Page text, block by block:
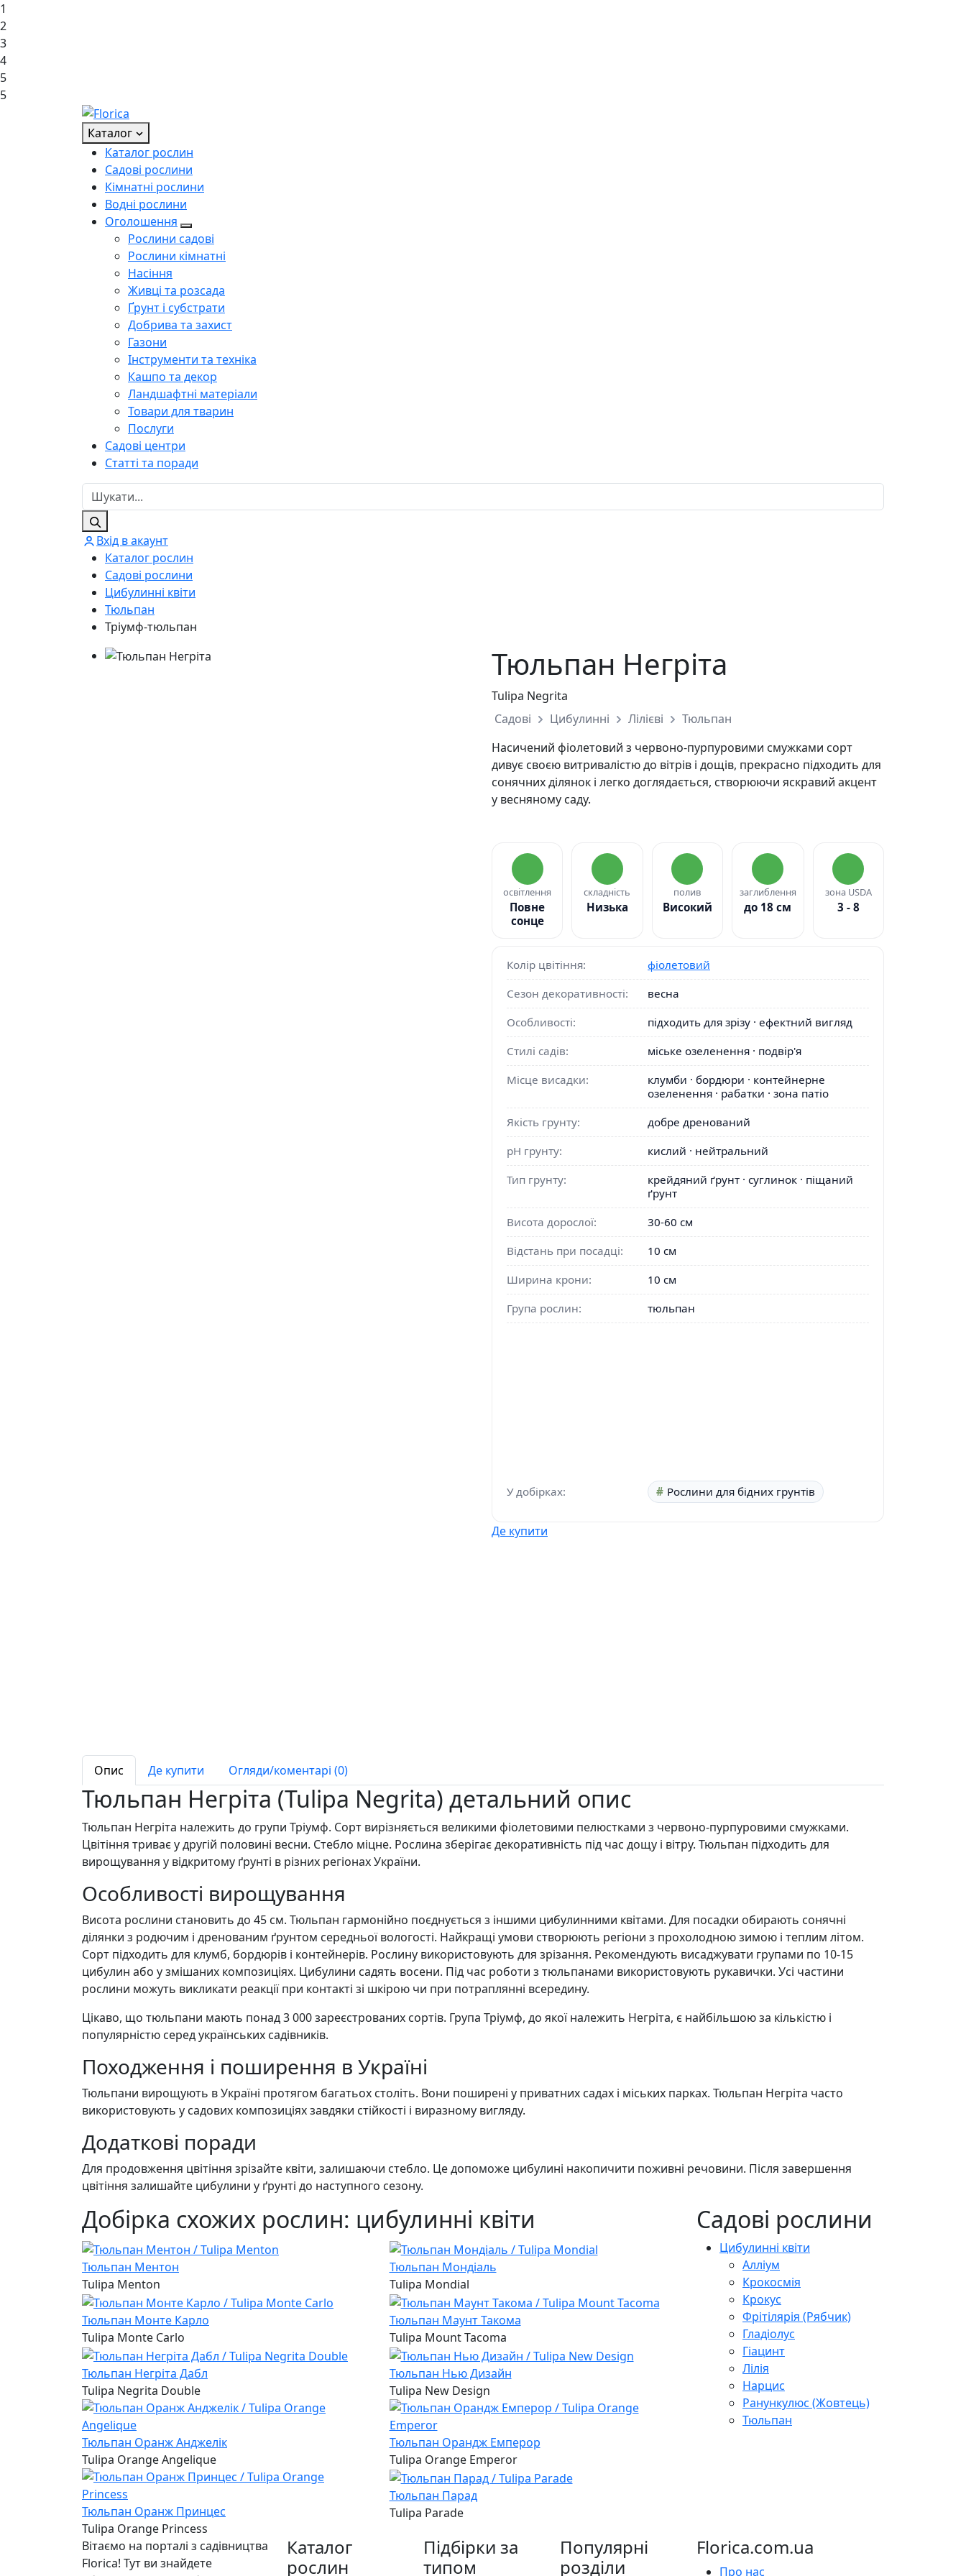
1
2
3
4
5
5
Каталог
Каталог рослин
Садові рослини
Кімнатні рослини
Водні рослини
Оголошення
Рослини садові
Рослини кімнатні
Насіння
Живці та розсада
Ґрунт і субстрати
Добрива та захист
Газони
Інструменти та техніка
Кашпо та декор
Ландшафтні матеріали
Товари для тварин
Послуги
Садові центри
Статті та поради
Вхід в акаунт
Каталог рослин
Садові рослини
Цибулинні квіти
Тюльпан
Тріумф-тюльпан
Тюльпан Негріта
Tulipa Negrita
Садові
Цибулинні Лілієві
Тюльпан
Насичений фіолетовий з червоно-пурпуровими смужками сорт
дивує своєю витривалістю до вітрів і дощів, прекрасно підходить для
сонячних ділянок і легко доглядається, створюючи яскравий акцент
у весняному саду.
освітлення
Повне
сонце
складність
Низька
полив
Високий
заглиблення
до 18 см
зона USDA
3 - 8
Колір цвітіння:
фіолетовий
Сезон декоративності:
весна
Особливості:
підходить для зрізу · ефектний вигляд
Стилі садів:
міське озеленення · подвір'я
Місце висадки:
клумби · бордюри · контейнерне
озеленення · рабатки · зона патіо
Якість грунту:
добре дренований
pH грунту:
кислий · нейтральний
Тип грунту:
крейдяний ґрунт · суглинок · піщаний
ґрунт
Висота дорослої:
30-60 см
Відстань при посадці:
10 см
Ширина крони:
10 см
Група рослин:
тюльпан
У добірках: Рослини для бідних грунтів
Де купити
Опис Де купити Огляди/коментарі (0)
Тюльпан Негріта (Tulipa Negrita) детальний опис
Тюльпан Негріта належить до групи Тріумф. Сорт вирізняється великими фіолетовими пелюстками з червоно-пурпуровими смужками.
Цвітіння триває у другій половині весни. Стебло міцне. Рослина зберігає декоративність під час дощу і вітру. Тюльпан підходить для
вирощування у відкритому ґрунті в різних регіонах України.
Особливості вирощування
Висота рослини становить до 45 см. Тюльпан гармонійно поєднується з іншими цибулинними квітами. Для посадки обирають сонячні
ділянки з родючим і дренованим ґрунтом середньої вологості. Найкращі умови створюють регіони з прохолодною зимою і теплим літом.
Сорт підходить для клумб, бордюрів і контейнерів. Рослину використовують для зрізання. Рекомендують висаджувати групами по 10-15
цибулин або у змішаних композиціях. Цибулини садять восени. Під час роботи з тюльпанами використовують рукавички. Усі частини
рослини можуть викликати реакції при контакті зі шкірою чи при потраплянні всередину.
Цікаво, що тюльпани мають понад 3 000 зареєстрованих сортів. Група Тріумф, до якої належить Негріта, є найбільшою за кількістю і
популярністю серед українських садівників.
Походження і поширення в Україні
Тюльпани вирощують в Україні протягом багатьох століть. Вони поширені у приватних садах і міських парках. Тюльпан Негріта часто
використовують у садових композиціях завдяки стійкості і виразному вигляду.
Додаткові поради
Для продовження цвітіння зрізайте квіти, залишаючи стебло. Це допоможе цибулині накопичити поживні речовини. Після завершення
цвітіння залишайте цибулини у ґрунті до наступного сезону.
Добірка схожих рослин: цибулинні квіти
Тюльпан Ментон
Tulipa Menton
Тюльпан Мондiаль
Tulipa Mondial
Тюльпан Монте Карло
Tulipa Monte Carlo
Тюльпан Маунт Такома
Tulipa Mount Tacoma
Тюльпан Негріта Дабл
Tulipa Negrita Double
Тюльпан Нью Дизайн
Tulipa New Design
Тюльпан Оранж Анджелік
Tulipa Orange Angelique
Тюльпан Орандж Емперор
Tulipa Orange Emperor
Тюльпан Оранж Принцес
Tulipa Orange Princess
Тюльпан Парад
Tulipa Parade
Садові рослини
Цибулинні квіти
Алліум
Крокосмія
Крокус
Фрітілярія (Рябчик)
Гладіолус
Гіацинт
Лілія
Нарцис
Ранункулюс (Жовтець)
Тюльпан
Вітаємо на порталі з садівництва
Florica! Тут ви знайдете
Каталог
рослин
Підбірки за
типом
Популярні
розділи
Florica.com.ua
Про нас